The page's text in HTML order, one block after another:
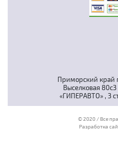
Приморский край
Выселковая
«ГИПЕРАВТО» , 3
© 2020 / Все
Разработка